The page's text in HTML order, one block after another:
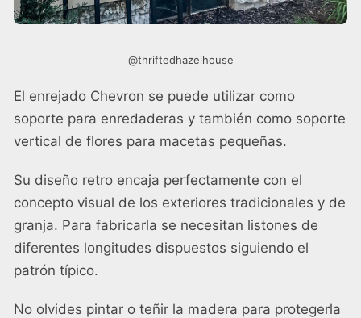
@thriftedhazelhouse
El enrejado Chevron se puede utilizar como
soporte para enredaderas y también como soporte
vertical de flores para macetas pequeñas.
Su diseño retro encaja perfectamente con el
concepto visual de los exteriores tradicionales y de
granja. Para fabricarla se necesitan listones de
diferentes longitudes dispuestos siguiendo el
patrón típico.
No olvides pintar o teñir la madera para protegerla